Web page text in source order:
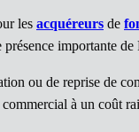
les acquéreurs de
importante
ou de reprise de
à un coût